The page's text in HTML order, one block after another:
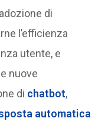
di
l’efficienza
utente, e
nuove
di chatbot,
automatica